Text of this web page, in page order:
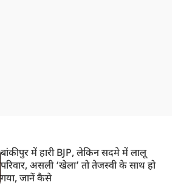
बांकीपुर में हारी BJP, लेकिन सदमे में लालू
परिवार, असली ‘खेला’ तो तेजस्वी के साथ हो
गया, जानें कैसे